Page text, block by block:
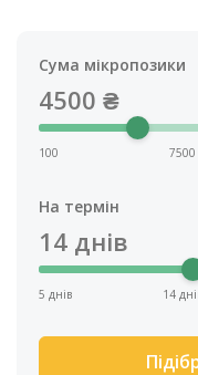
Сума мікропозики
4500 ₴
100 7500
На термін
14 днів
5 днів 14